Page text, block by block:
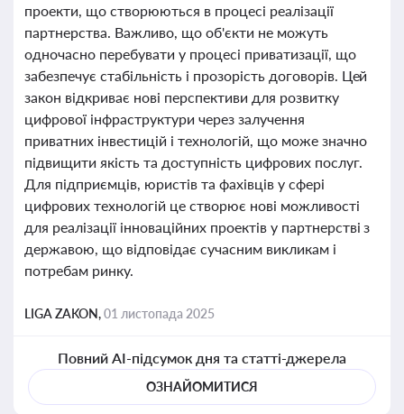
проекти, що створюються в процесі реалізації
партнерства. Важливо, що об'єкти не можуть
одночасно перебувати у процесі приватизації, що
забезпечує стабільність і прозорість договорів. Цей
закон відкриває нові перспективи для розвитку
цифрової інфраструктури через залучення
приватних інвестицій і технологій, що може значно
підвищити якість та доступність цифрових послуг.
Для підприємців, юристів та фахівців у сфері
цифрових технологій це створює нові можливості
для реалізації інноваційних проектів у партнерстві з
державою, що відповідає сучасним викликам і
потребам ринку.
LIGA ZAKON,01 листопада 2025
Повний AI-підсумок дня та статті-джерела
ОЗНАЙОМИТИСЯ